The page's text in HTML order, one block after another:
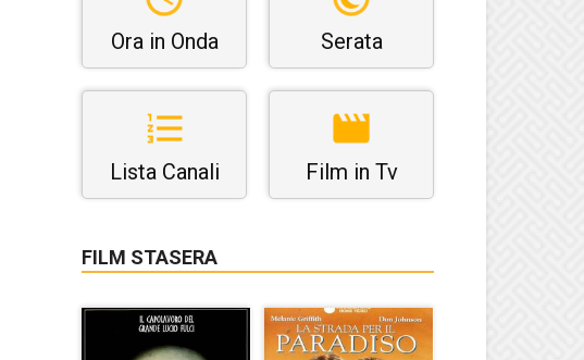
Ora in Onda Serata
Lista Canali Film in Tv
FILM STASERA